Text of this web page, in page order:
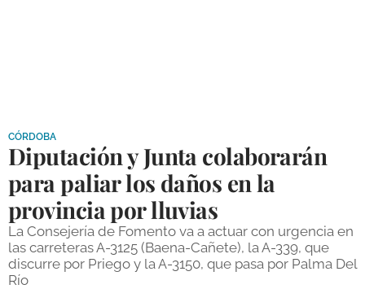
DEPORTES
COMPETICIONES
DEPORTE BASE
OPINIÓN
CÓRDOBA
Diputación y Junta colaborarán
para paliar los daños en la
provincia por lluvias
La Consejería de Fomento va a actuar con urgencia en
las carreteras A-3125 (Baena-Cañete), la A-339, que
discurre por Priego y la A-3150, que pasa por Palma Del
Río